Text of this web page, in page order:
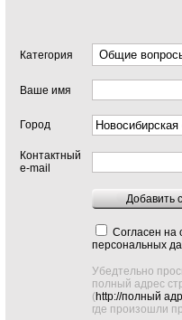
Категория
Ваше имя
Город
Контактный
e-mail
Добавить
Согласен на
персональных
Убедтельно
полный адрес
(http://полный
где произошли